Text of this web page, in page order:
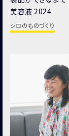
ONLINE
MAISON
シロ財団
美容液 2024
シロのものづくり